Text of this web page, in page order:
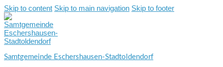
Skip to content Skip to main navigation Skip to footer
Samtgemeinde Eschershausen-Stadtoldendorf